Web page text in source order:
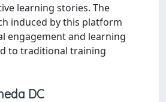
learning stories. The
induced by this platform
engagement and learning
to traditional training
DC